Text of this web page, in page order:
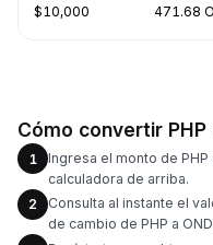
$10,000 471.68
Cómo convertir PHP
1
Ingresa el monto de
calculadora de arriba.
2
Consulta al instante el
de cambio de PHP a